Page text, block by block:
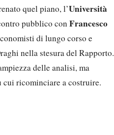
quel piano, l’Università
pubblico con Francesco
di lungo corso e
nella stesura del Rapporto.
delle analisi, ma
ricominciare a costruire.